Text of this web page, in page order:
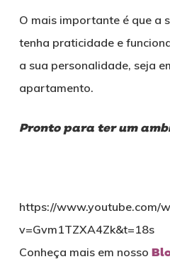
O mais importante é que a
tenha praticidade e
a sua personalidade, seja
apartamento.
Pronto para ter um
https://www.youtube.com/
v=Gvm1TZXA4Zk&t=18s
Conheça mais em nosso